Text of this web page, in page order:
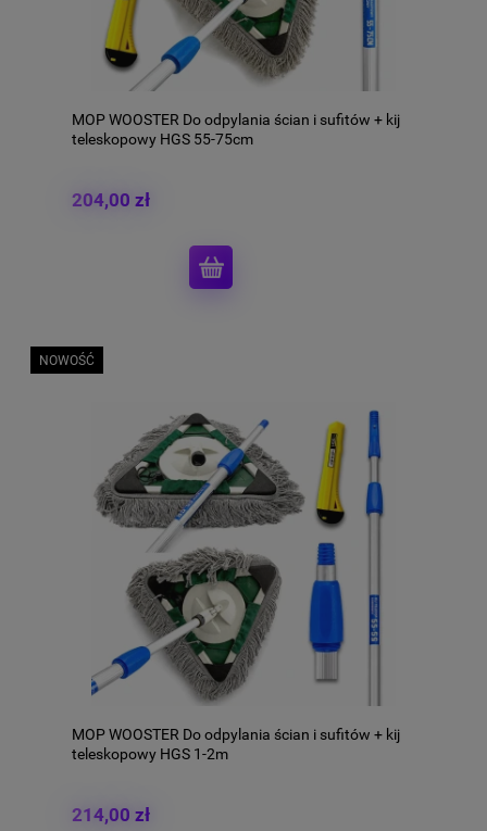
MOP WOOSTER Do odpylania ścian i sufitów + kij
teleskopowy HGS 55-75cm
204,00 zł
MOP WOOSTER Do odpylania ścian i sufitów + kij
teleskopowy HGS 1-2m
214,00 zł
NOWOŚĆ